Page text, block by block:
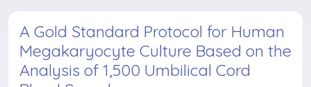
A Gold Standard Protocol for Human
Megakaryocyte Culture Based on the
Analysis of 1,500 Umbilical Cord